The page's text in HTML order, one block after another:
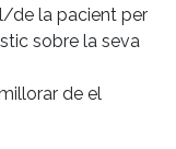
de la pacient per
sobre la seva
de el